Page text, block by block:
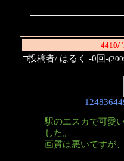
4410/
□投稿者/ はるく -0回-
駅のエスカで可愛
した。
画質は悪いですが